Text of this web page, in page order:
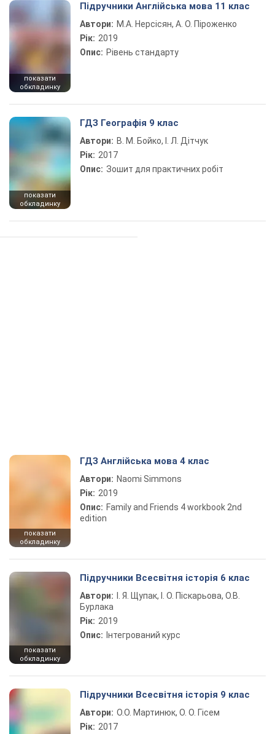
показати
обкладинку
Підручники Англійська мова 11 клас
Автори: М.А. Нерсісян, А. О. Піроженко
Рік: 2019
Опис: Рівень стандарту
показати
обкладинку
ГДЗ Географія 9 клас
Автори: В. М. Бойко, І. Л. Дітчук
Рік: 2017
Опис: Зошит для практичних робіт
показати
обкладинку
ГДЗ Англійська мова 4 клас
Автори: Naomi Simmons
Рік: 2019
Опис: Family and Friends 4 workbook 2nd
edition
показати
обкладинку
Підручники Всесвітня історія 6 клас
Автори:
І. Я. Щупак, І. О. Піскарьова, О.В.
Бурлака
Рік: 2019
Опис: Інтегрований курс
Підручники Всесвітня історія 9 клас
Автори: О.О. Мартинюк, О. О. Гісем
Рік: 2017